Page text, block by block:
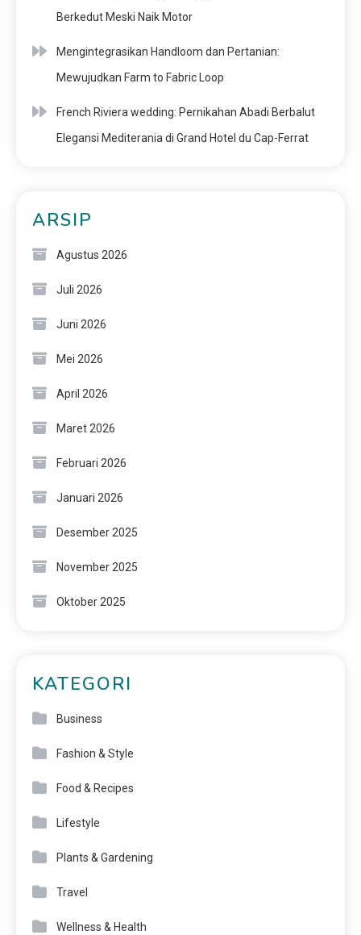
Berkedut Meski Naik Motor
Mengintegrasikan Handloom dan Pertanian:
Mewujudkan Farm to Fabric Loop
French Riviera wedding: Pernikahan Abadi Berbalut
Elegansi Mediterania di Grand Hotel du Cap-Ferrat
ARSIP
Agustus 2026
Juli 2026
Juni 2026
Mei 2026
April 2026
Maret 2026
Februari 2026
Januari 2026
Desember 2025
November 2025
Oktober 2025
KATEGORI
Business
Fashion & Style
Food & Recipes
Lifestyle
Plants & Gardening
Travel
Wellness & Health